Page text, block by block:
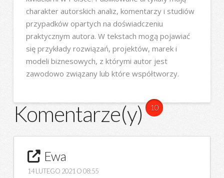
charakter autorskich analiz, komentarzy i studiów
przypadków opartych na doświadczeniu
praktycznym autora. W tekstach mogą pojawiać
się przykłady rozwiązań, projektów, marek i
modeli biznesowych, z którymi autor jest
zawodowo związany lub które współtworzy.
Komentarze(y) 10
Ewa
14 LUTEGO 2021 O 08:55